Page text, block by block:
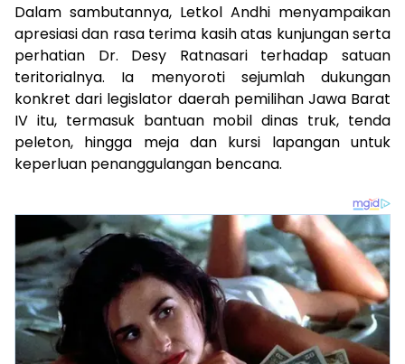
Dalam sambutannya, Letkol Andhi menyampaikan
apresiasi dan rasa terima kasih atas kunjungan serta
perhatian Dr. Desy Ratnasari terhadap satuan
teritorialnya. Ia menyoroti sejumlah dukungan
konkret dari legislator daerah pemilihan Jawa Barat
IV itu, termasuk bantuan mobil dinas truk, tenda
peleton, hingga meja dan kursi lapangan untuk
keperluan penanggulangan bencana.